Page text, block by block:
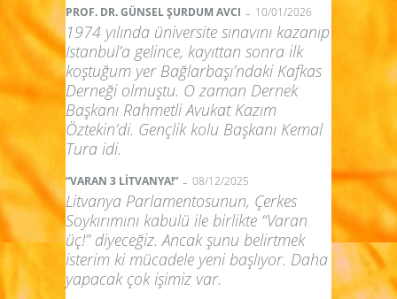
PROF. DR. GÜNSEL ŞURDUM AVCI - 10/01/2026
1974 yılında üniversite sınavını kazanıp
Istanbul’a gelince, kayıttan sonra ilk
koştuğum yer Bağlarbaşı’ndaki Kafkas
Derneği olmuştu. O zaman Dernek
Başkanı Rahmetli Avukat Kazım
Öztekin’di. Gençlik kolu Başkanı Kemal
Tura idi.
“VARAN 3 LİTVANYA!” - 08/12/2025
Litvanya Parlamentosunun, Çerkes
Soykırımını kabulü ile birlikte “Varan
üç!” diyeceğiz. Ancak şunu belirtmek
isterim ki mücadele yeni başlıyor. Daha
yapacak çok işimiz var.